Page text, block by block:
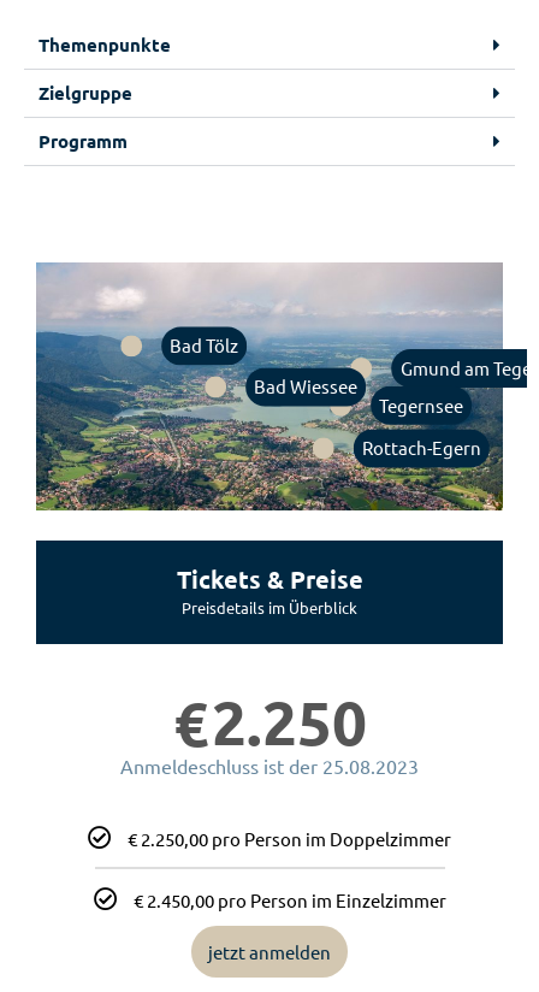
Themenpunkte
Zielgruppe
Programm
Gmund am
Tegernsee
Rottach-Egern
Bad Wiessee
Bad Tölz
Tickets & Preise
Preisdetails im Überblick
€2.250
Anmeldeschluss ist der 25.08.2023
€ 2.250,00 pro Person im Doppelzimmer
€ 2.450,00 pro Person im Einzelzimmer
jetzt anmelden